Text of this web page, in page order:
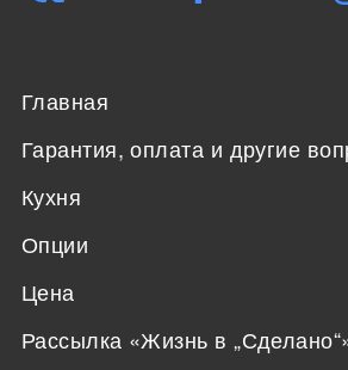
Главная
Гарантия, оплата и другие
Кухня
Опции
Цена
Рассылка «Жизнь в